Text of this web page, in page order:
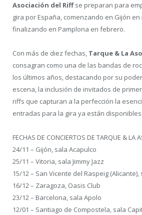
Asociación del Riffse preparan para
gira por España, comenzando en Gijón
finalizando en Pamplona en febrero.
Con más de diez fechas, Tarque & La
consagran como una de las bandas de
los últimos años, destacando por su
escena, la inclusión de invitados de
riffs que capturan a la perfección la
entradas para la gira ya están
FECHAS DE CONCIERTOS DE TARQUE & LA
24/11 – Gijón, sala Acapulco
25/11 – Vitoria, sala Jimmy Jazz
15/12 – San Vicente del Raspeig (Alicante),
16/12 – Zaragoza, Oasis Club
23/12 – Barcelona, sala Apolo
12/01 – Santiago de Compostela, sala